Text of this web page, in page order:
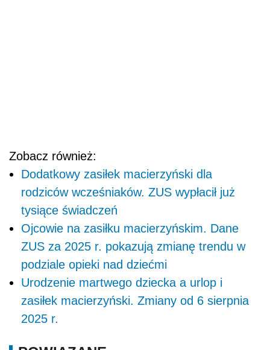
Zobacz również:
Dodatkowy zasiłek macierzyński dla
rodziców wcześniaków. ZUS wypłacił już
tysiące świadczeń
Ojcowie na zasiłku macierzyńskim. Dane
ZUS za 2025 r. pokazują zmianę trendu w
podziale opieki nad dziećmi
Urodzenie martwego dziecka a urlop i
zasiłek macierzyński. Zmiany od 6 sierpnia
2025 r.